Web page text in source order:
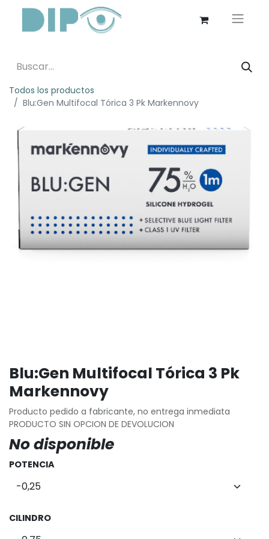
Todos los productos
Blu:Gen Multifocal Tórica 3 Pk Markennovy
Blu:Gen Multifocal Tórica 3 Pk
Markennovy
Producto pedido a fabricante, no entrega inmediata
PRODUCTO SIN OPCION DE DEVOLUCION
No disponible
POTENCIA
CILINDRO